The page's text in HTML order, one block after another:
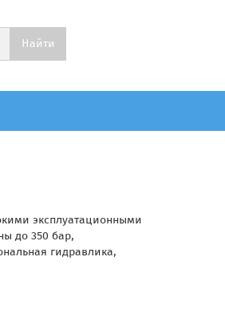
эксплуатационными
до 350 бар,
гидравлика,